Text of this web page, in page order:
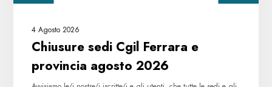
4 Agosto 2026
Chiusure sedi Cgil Ferrara e
provincia agosto 2026